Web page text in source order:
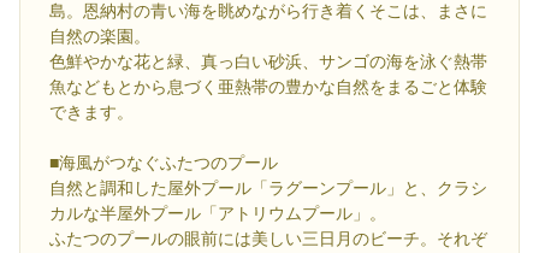
島。恩納村の青い海を眺めながら行き着くそこは、まさに
自然の楽園。
色鮮やかな花と緑、真っ白い砂浜、サンゴの海を泳ぐ熱帯
魚などもとから息づく亜熱帯の豊かな自然をまるごと体験
できます。
■海風がつなぐふたつのプール
自然と調和した屋外プール「ラグーンプール」と、クラシ
カルな半屋外プール「アトリウムプール」。
ふたつのプールの眼前には美しい三日月のビーチ。それぞ